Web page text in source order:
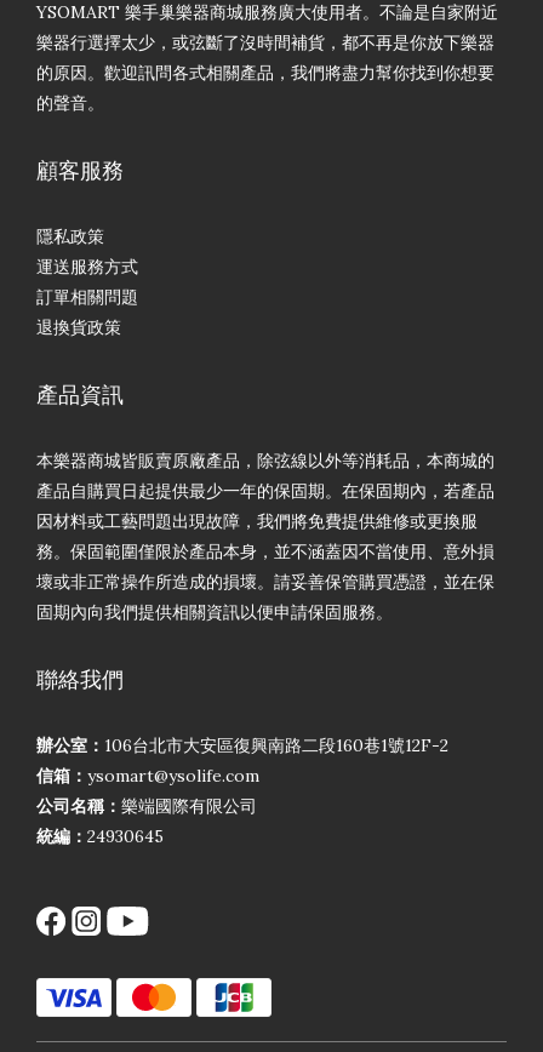
YSOMART 樂手巢樂器商城服務廣大使用者。不論是自家附近
樂器行選擇太少，或弦斷了沒時間補貨，都不再是你放下樂器
的原因。歡迎訊問各式相關產品，我們將盡力幫你找到你想要
的聲音。
顧客服務
隱私政策
運送服務方式
訂單相關問題
退換貨政策
產品資訊
本樂器商城皆販賣原廠產品，除弦線以外等消耗品，本商城的
產品自購買日起提供最少一年的保固期。在保固期內，若產品
因材料或工藝問題出現故障，我們將免費提供維修或更換服
務。保固範圍僅限於產品本身，並不涵蓋因不當使用、意外損
壞或非正常操作所造成的損壞。請妥善保管購買憑證，並在保
固期內向我們提供相關資訊以便申請保固服務。
聯絡我們
辦公室： 106台北市大安區復興南路二段160巷1號12F-2
信箱： ysomart@ysolife.com
公司名稱： 樂端國際有限公司
統編： 24930645